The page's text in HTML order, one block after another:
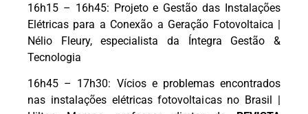
16h15 – 16h45: Projeto e Gestão das Instalações
Elétricas para a Conexão a Geração Fotovoltaica |
Nélio Fleury, especialista da Íntegra Gestão &
Tecnologia
16h45 – 17h30: Vícios e problemas encontrados
nas instalações elétricas fotovoltaicas no Brasil |